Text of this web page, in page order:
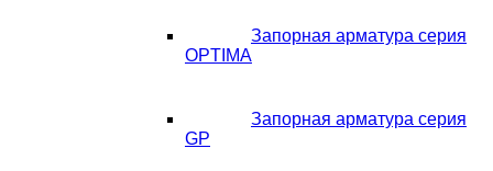
Запорная арматура серия
OPTIMA
Запорная арматура серия
GP